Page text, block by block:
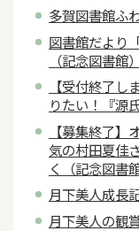
多賀図書館ふ
図書館だより
（記念図書館）
【受付終了
りたい！『源
【募集終了
気の村田夏佳
く（記念図書館
月下美人成長
月下美人の観